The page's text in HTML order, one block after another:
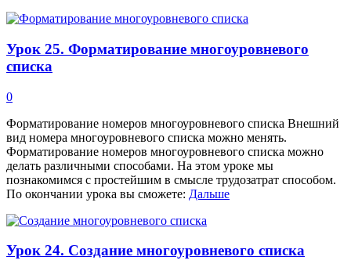
Урок 25. Форматирование многоуровневого
списка
0
Форматирование номеров многоуровневого списка Внешний
вид номера многоуровневого списка можно менять.
Форматирование номеров многоуровневого списка можно
делать различными способами. На этом уроке мы
познакомимся с простейшим в смысле трудозатрат способом.
По окончании урока вы сможете: Дальше
Урок 24. Создание многоуровневого списка